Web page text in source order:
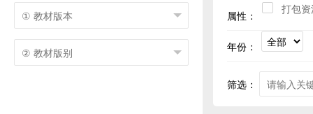
属性：
打包
年份：
筛选：